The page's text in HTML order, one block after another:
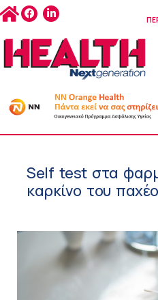
Self test στα
καρκίνο του